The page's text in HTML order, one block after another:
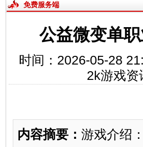
免费服务端
公益微变单
时间：2026-05-28
2k游戏
内容摘要： 游戏介绍